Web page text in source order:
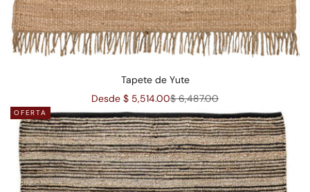
Tapete de Yute
Precio de oferta
Desde $ 5,514.00Precio normal
$ 6,487.00
OFERTA